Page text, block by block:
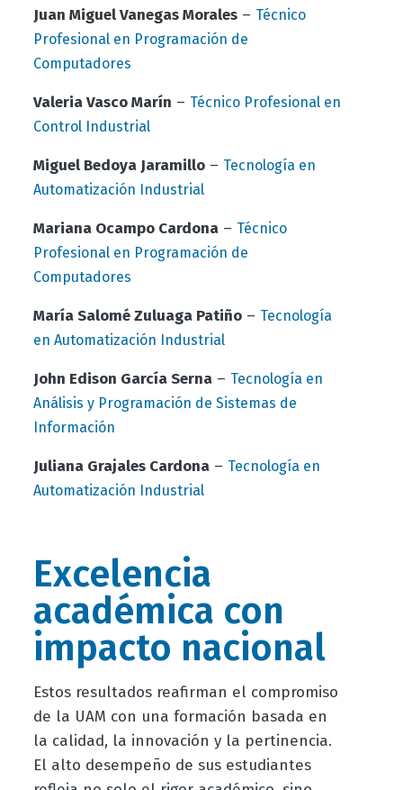
Juan Miguel Vanegas Morales– Técnico
Profesional en Programación de
Computadores
Valeria Vasco Marín – Técnico Profesional en
Control Industrial
Miguel Bedoya Jaramillo– Tecnología en
Automatización Industrial
Mariana Ocampo Cardona– Técnico
Profesional en Programación de
Computadores
María Salomé Zuluaga Patiño– Tecnología
en Automatización Industrial
John Edison García Serna– Tecnología en
Análisis y Programación de Sistemas de
Información
Juliana Grajales Cardona– Tecnología en
Automatización Industrial
Excelencia
académica con
impacto nacional
Estos resultados reafirman el compromiso
de la UAM con una formación basada en
la calidad, la innovación y la pertinencia.
El alto desempeño de sus estudiantes